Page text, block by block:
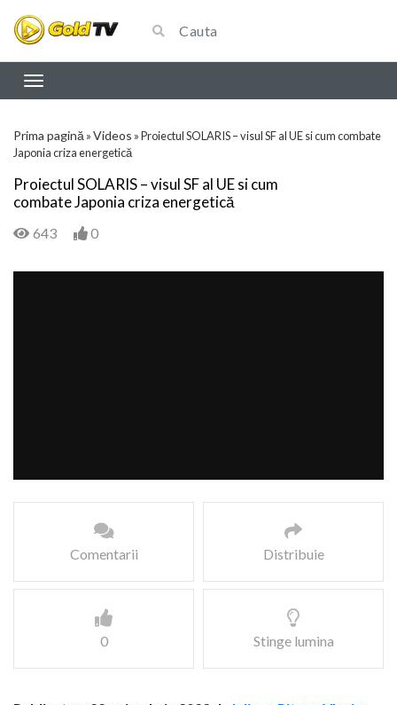
Prima pagină »Videos »Proiectul SOLARIS – visul SF al UE si cum combate
Japonia criza energetică
Proiectul SOLARIS – visul SF al UE si cum
combate Japonia criza energetică
643 0
Comentarii Distribuie
0 Stinge lumina